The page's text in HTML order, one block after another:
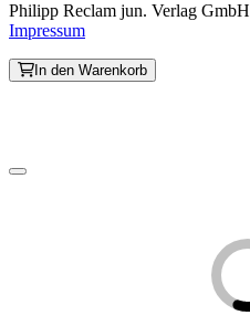
Philipp Reclam jun. Verlag GmbH
Impressum
In den Warenkorb